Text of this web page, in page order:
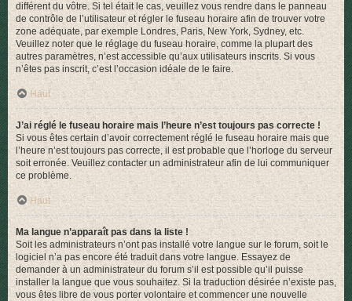
différent du vôtre. Si tel était le cas, veuillez vous rendre dans le panneau
de contrôle de l’utilisateur et régler le fuseau horaire afin de trouver votre
zone adéquate, par exemple Londres, Paris, New York, Sydney, etc.
Veuillez noter que le réglage du fuseau horaire, comme la plupart des
autres paramètres, n’est accessible qu’aux utilisateurs inscrits. Si vous
n’êtes pas inscrit, c’est l’occasion idéale de le faire.
Haut
J’ai réglé le fuseau horaire mais l’heure n’est toujours pas correcte !
Si vous êtes certain d’avoir correctement réglé le fuseau horaire mais que
l’heure n’est toujours pas correcte, il est probable que l’horloge du serveur
soit erronée. Veuillez contacter un administrateur afin de lui communiquer
ce problème.
Haut
Ma langue n’apparaît pas dans la liste !
Soit les administrateurs n’ont pas installé votre langue sur le forum, soit le
logiciel n’a pas encore été traduit dans votre langue. Essayez de
demander à un administrateur du forum s’il est possible qu’il puisse
installer la langue que vous souhaitez. Si la traduction désirée n’existe pas,
vous êtes libre de vous porter volontaire et commencer une nouvelle